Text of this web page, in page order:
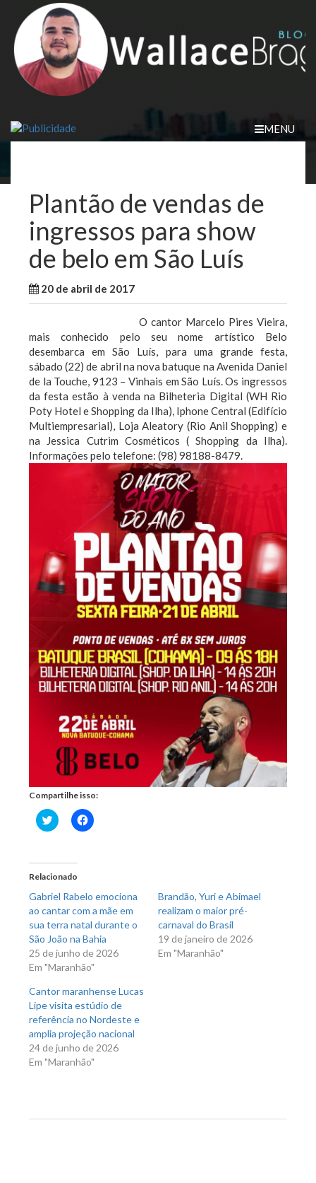
content
MENU
Plantão de vendas de
ingressos para show
de belo em São Luís
20 de abril de 2017
O cantor Marcelo Pires Vieira,
mais conhecido pelo seu nome artístico Belo
desembarca em São Luís, para uma grande festa,
sábado (22) de abril na nova batuque na Avenida Daniel
de la Touche, 9123 – Vinhais em São Luís. Os ingressos
da festa estão à venda na Bilheteria Digital (WH Rio
Poty Hotel e Shopping da Ilha), Iphone Central (Edifício
Multiempresarial), Loja Aleatory (Rio Anil Shopping) e
na Jessica Cutrim Cosméticos ( Shopping da Ilha).
Informações pelo telefone: (98) 98188-8479.
Compartilhe isso:
Clique
para
em
nova
janela)
Clique
para
Relacionado
Gabriel Rabelo emociona
ao cantar com a mãe em
sua terra natal durante o
São João na Bahia
25 de junho de 2026
Em "Maranhão"
Brandão, Yuri e Abimael
realizam o maior pré-
carnaval do Brasil
19 de janeiro de 2026
Em "Maranhão"
Cantor maranhense Lucas
Lipe visita estúdio de
referência no Nordeste e
amplia projeção nacional
24 de junho de 2026
Em "Maranhão"